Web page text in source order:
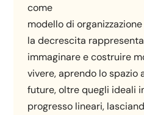
come
modello di
la decrescita
immaginare e costruire
vivere, aprendo lo spazio
future, oltre quegli ideali
progresso lineari,